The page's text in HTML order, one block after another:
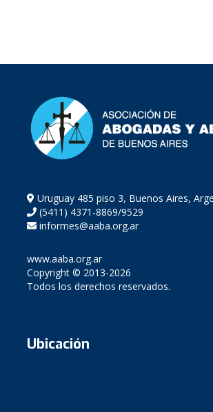
Uruguay 485 piso 3, Buenos Aires,
(5411) 4371-8869/9529
informes@aaba.org.ar
www.aaba.org.ar
Copyright © 2013-2026
Todos los derechos reservados.
Ubicación